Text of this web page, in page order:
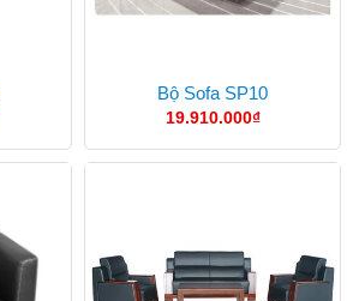
Bộ Sofa SP10
19.910.000₫